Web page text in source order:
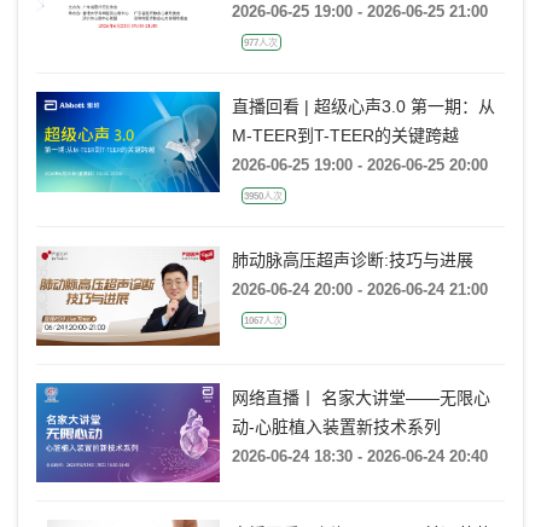
2026-06-25 19:00 - 2026-06-25 21:00
977人次
直播回看 | 超级心声3.0 第一期：从
M-TEER到T-TEER的关键跨越
2026-06-25 19:00 - 2026-06-25 20:00
3950人次
肺动脉高压超声诊断:技巧与进展
2026-06-24 20:00 - 2026-06-24 21:00
1067人次
网络直播丨 名家大讲堂——无限心
动-心脏植入装置新技术系列
2026-06-24 18:30 - 2026-06-24 20:40